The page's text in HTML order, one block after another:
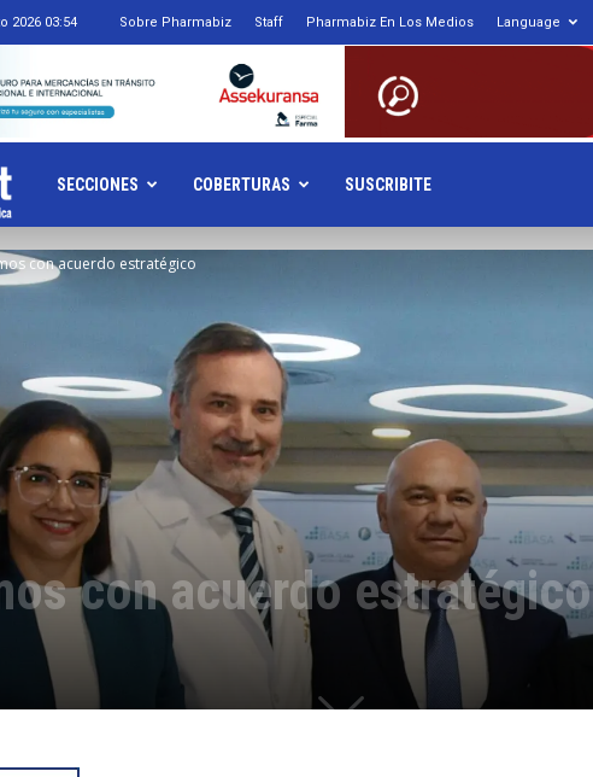
2026 03:54 Sobre Pharmabiz Staff Pharmabiz En Los Medios Language
Pharmabiz.NET
SECCIONES COBERTURAS SUSCRIBITE
con acuerdo estratégico
con acuerdo estratégico